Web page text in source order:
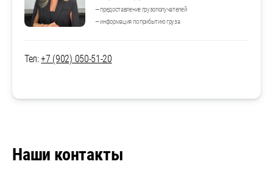
— предоставление грузополучателей
— информация по прибытию груза
Тел:+7 (902) 050-51-20
Наши контакты